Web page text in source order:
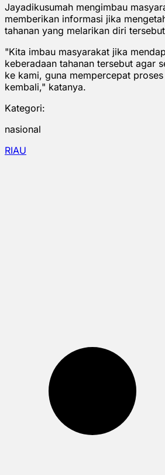
Jayadikusumah mengimbau
memberikan informasi jika
tahanan yang melarikan diri
"Kita imbau masyarakat jika
keberadaan tahanan tersebut agar
ke kami, guna mempercepat
kembali," katanya.
Kategori:
nasional
RIAU